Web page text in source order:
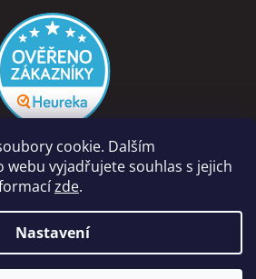
cookie. Dalším
vyjadřujete souhlas s jejich
zde.
Nastavení
Z NAVIJÁKU - Ondřej Rutkowski.